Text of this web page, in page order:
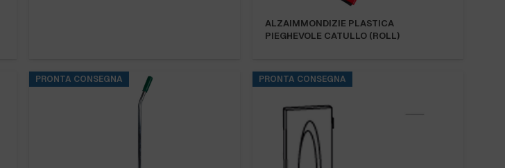
ALZAIMMONDIZIE PLASTICA
PIEGHEVOLE CATULLO (ROLL)
PRONTA CONSEGNA PRONTA CONSEGNA